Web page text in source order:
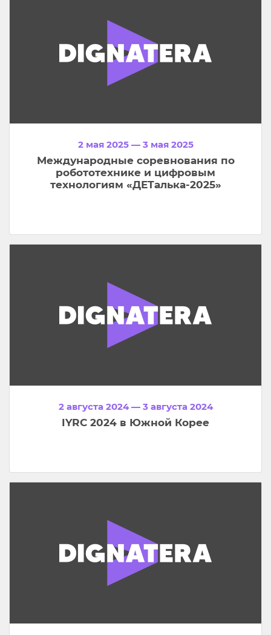
2 мая 2025 — 3 мая 2025
Международные соревнования по
робототехнике и цифровым
технологиям «ДЕТалька-2025»
2 августа 2024 — 3 августа 2024
IYRC 2024 в Южной Корее